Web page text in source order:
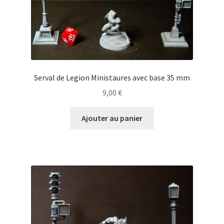
Serval de Legion Ministaures avec base 35 mm
9,00 €
Ajouter au panier